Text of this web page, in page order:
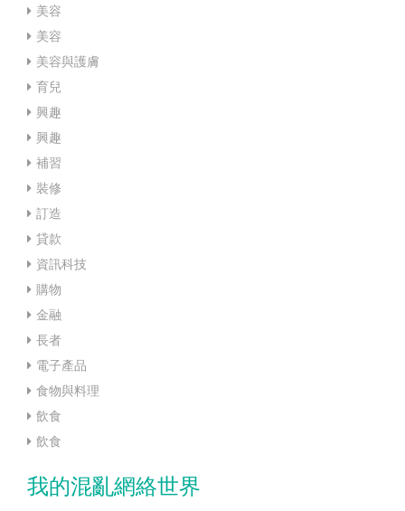
美容
美容
美容與護膚
育兒
興趣
興趣
補習
裝修
訂造
貸款
資訊科技
購物
金融
長者
電子產品
食物與料理
飲食
飲食
我的混亂網絡世界